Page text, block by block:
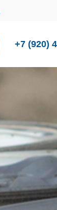
+7 (920)